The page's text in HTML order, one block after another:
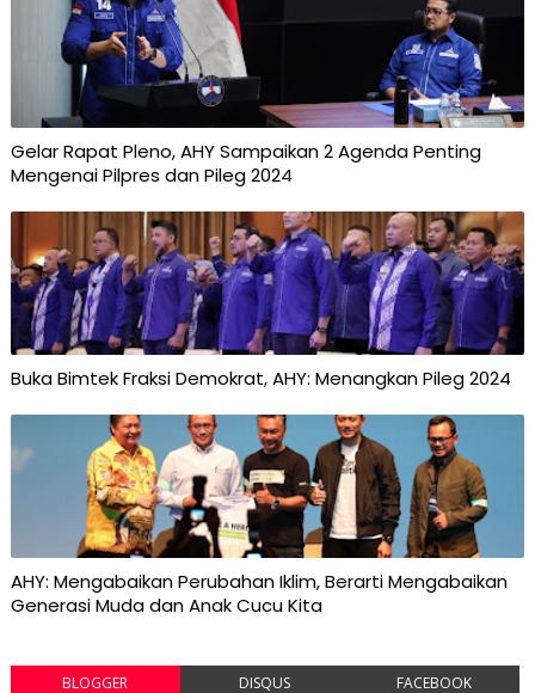
Gelar Rapat Pleno, AHY Sampaikan 2 Agenda Penting
Mengenai Pilpres dan Pileg 2024
Buka Bimtek Fraksi Demokrat, AHY: Menangkan Pileg 2024
AHY: Mengabaikan Perubahan Iklim, Berarti Mengabaikan
Generasi Muda dan Anak Cucu Kita
BLOGGER DISQUS FACEBOOK